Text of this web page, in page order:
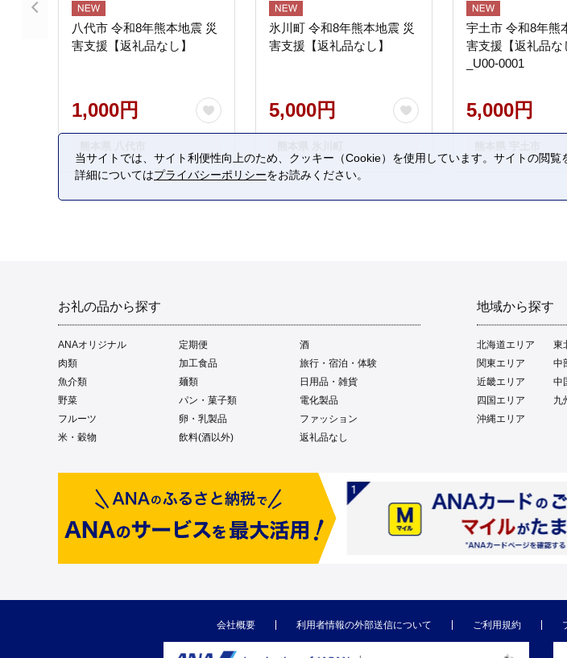
八代市 令和8年熊本地震 災
害支援【返礼品なし】
1,000円
氷川町 令和8年熊本地震 災
害支援【返礼品なし】
5,000円
宇土市 令和8年熊
害支援【返礼品な
_U00-0001
5,000円
お礼の品から探す
ANAオリジナル 定期便
酒
肉類
加工食品
旅行・宿泊・体験
魚介類
麺類
日用品・雑貨
野菜
パン・菓子類
電化製品
フルーツ
卵・乳製品
ファッション
米・穀物
飲料(酒以外) 返礼品なし
地域から探す
北海道エリア
東
関東エリア
中
近畿エリア
中
四国エリア
九
沖縄エリア
会社概要 利用者情報の外部送信について ご利用規約
当サイトでは、サイト利便性向上のため、クッキー（Cookie）を使用しています。サイトの閲
詳細についてはプライバシーポリシーをお読みください。